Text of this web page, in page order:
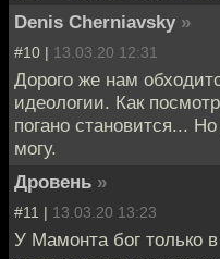
Denis Cherniavsky »
#10 | 13.03.20 12:31
Дорого же нам
идеологии. Как
погано становится...
могу.
Дровень »
#11 | 13.03.20 13:23
У Мамонта бог только